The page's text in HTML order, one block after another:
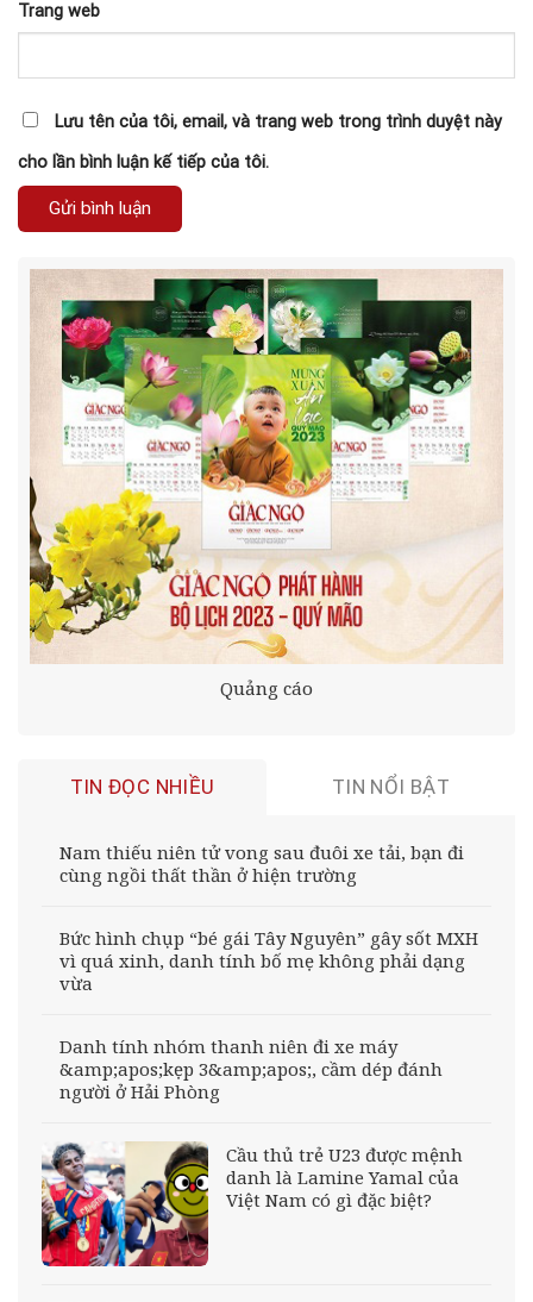
Trang web
Lưu tên của tôi, email, và trang web trong trình duyệt này
cho lần bình luận kế tiếp của tôi.
Quảng cáo
TIN ĐỌC NHIỀU TIN NỔI BẬT
Nam thiếu niên tử vong sau đuôi xe tải, bạn đi
cùng ngồi thất thần ở hiện trường
Bức hình chụp “bé gái Tây Nguyên” gây sốt MXH
vì quá xinh, danh tính bố mẹ không phải dạng
vừa
Danh tính nhóm thanh niên đi xe máy
&amp;apos;kẹp 3&amp;apos;, cầm dép đánh
người ở Hải Phòng
Cầu thủ trẻ U23 được mệnh
danh là Lamine Yamal của
Việt Nam có gì đặc biệt?